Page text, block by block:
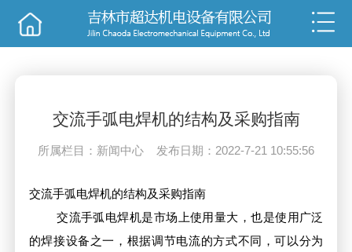
交流手弧电焊机的结构及采购指南
所属栏目：新闻中心 发布日期：2022-7-21 10:55:56
交流手弧电焊机的结构及采购指南
交流手弧电焊机是市场上使用量大，也是使用广泛
的焊接设备之一，根据调节电流的方式不同，可以分为